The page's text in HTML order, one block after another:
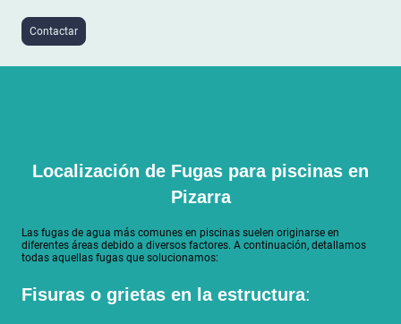
Contactar
Localización de Fugas para piscinas en
Pizarra
Las fugas de agua más comunes en piscinas suelen originarse en
diferentes áreas debido a diversos factores. A continuación, detallamos
todas aquellas fugas que solucionamos:
Fisuras o grietas en la estructura: